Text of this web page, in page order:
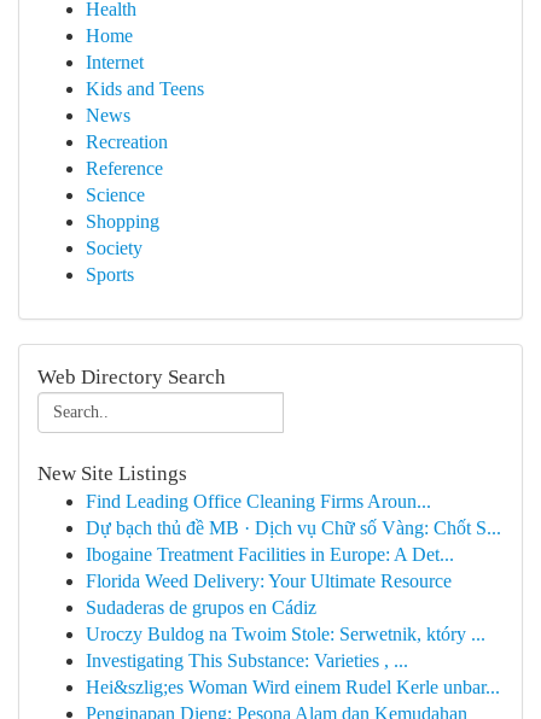
Health
Home
Internet
Kids and Teens
News
Recreation
Reference
Science
Shopping
Society
Sports
Web Directory Search
New Site Listings
Find Leading Office Cleaning Firms Aroun...
Dự bạch thủ đề MB · Dịch vụ Chữ số Vàng: Chốt S...
Ibogaine Treatment Facilities in Europe: A Det...
Florida Weed Delivery: Your Ultimate Resource
Sudaderas de grupos en Cádiz
Uroczy Buldog na Twoim Stole: Serwetnik, który ...
Investigating This Substance: Varieties , ...
Hei&szlig;es Woman Wird einem Rudel Kerle unbar...
Penginapan Dieng: Pesona Alam dan Kemudahan